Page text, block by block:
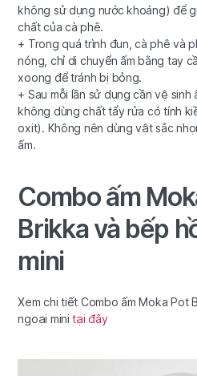
không sử dụng nước khoáng) để
chất của cà phê.
+ Trong quá trình đun, cà phê và
nóng, chỉ di chuyển ấm bằng tay
xoong để tránh bị bỏng.
+ Sau mỗi lần sử dụng cần vệ sinh
không dùng chất tẩy rửa có tính
oxit). Không nên dùng vật sắc
ấm.
Combo ấm
Brikka và bếp
mini
Xem chi tiết Combo ấm Moka Pot
ngoại minitại đây